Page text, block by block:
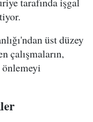
üst düzey
çalışmaların,
önlemeyi